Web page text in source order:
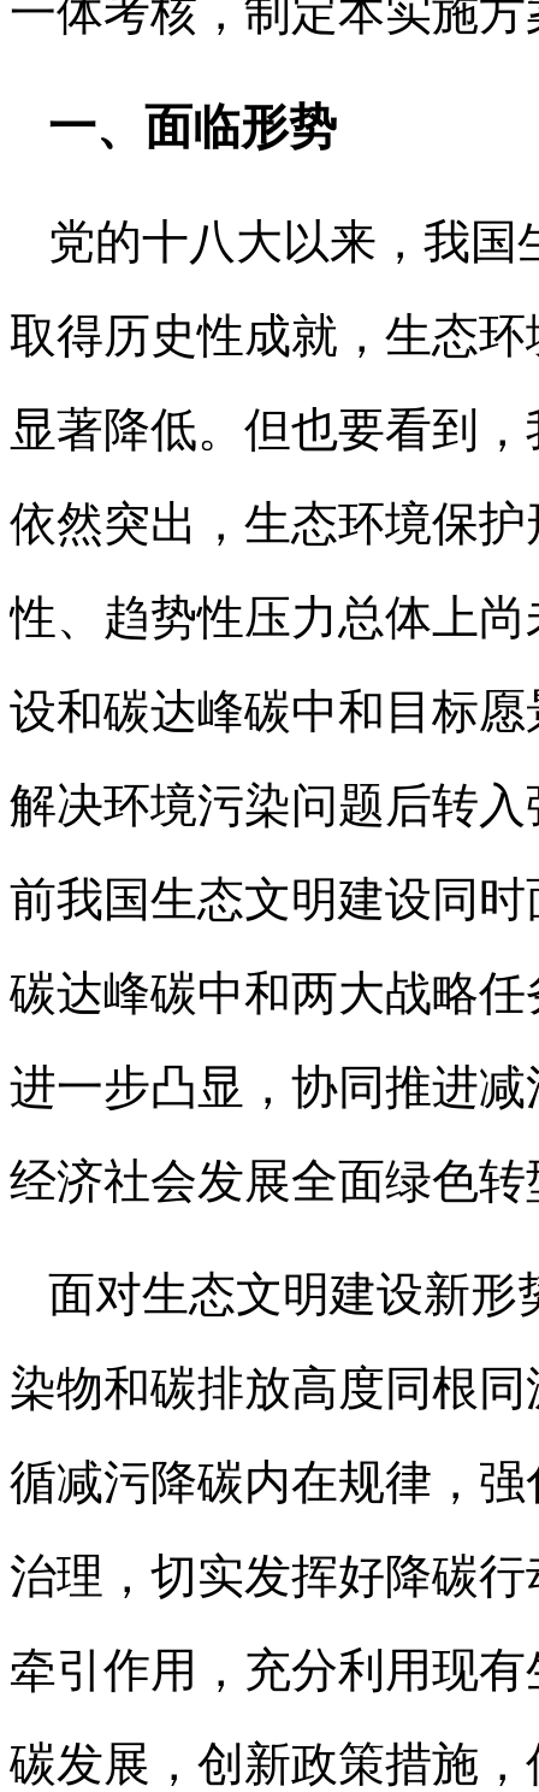
一体考核，制定本实施方
一、面临形势
党的十八大以来，我
取得历史性成就，生态
显著降低。但也要看到
依然突出，生态环境保
性、趋势性压力总体上
设和碳达峰碳中和目标
解决环境污染问题后转
前我国生态文明建设同
碳达峰碳中和两大战略
进一步凸显，协同推进
经济社会发展全面绿色
面对生态文明建设新形
染物和碳排放高度同根
循减污降碳内在规律，
治理，切实发挥好降碳
牵引作用，充分利用现
碳发展，创新政策措施